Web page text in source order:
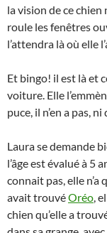
la vision de ce chien
roule les fenêtres
l’attendra là où elle
Et bingo! il est là et
voiture. Elle
puce, il n’en a pas,
Laura se demande
l’âge est évalué à 5
connait pas, elle n’a
avait trouvéOréo ,
chien qu’elle a